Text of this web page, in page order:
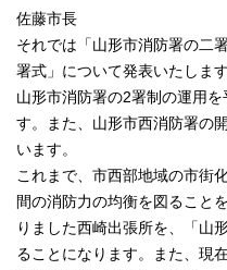
佐藤市長
それでは「山形市消防署の二
署式」について発表いたします
山形市消防署の2署制の運用
す。また、山形市西消防署の
います。
これまで、市西部地域の市街
間の消防力の均衡を図ること
りました西崎出張所を、「山
ることになります。また、現